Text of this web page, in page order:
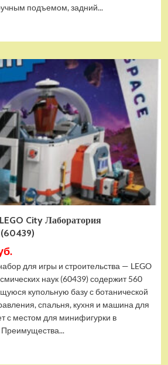
подъемом, задний...
City Лаборатория
(60439)
для игры и строительства — LEGO
наук (60439) содержит 560
купольную базу с ботанической
спальня, кухня и машина для
с местом для минифигурки в